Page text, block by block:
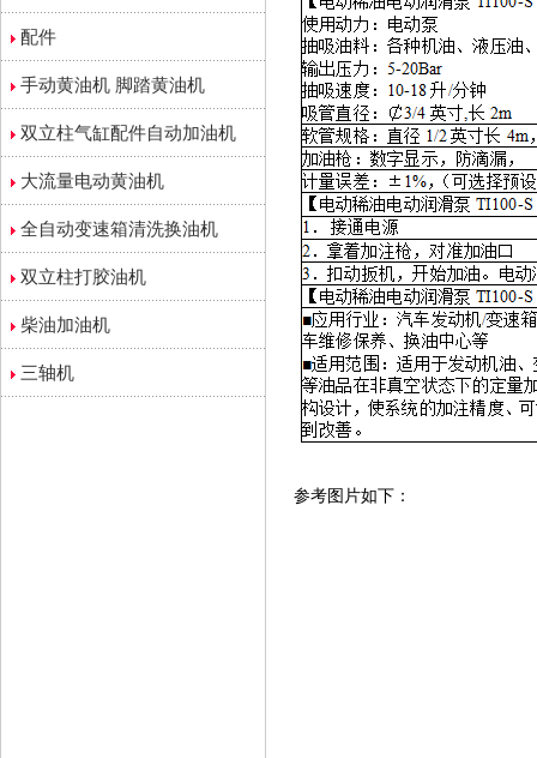
配件
手动黄油机 脚踏黄油机
双立柱气缸配件自动加油机
大流量电动黄油机
全自动变速箱清洗换油机
双立柱打胶油机
柴油加油机
三轴机
参考图片如下：